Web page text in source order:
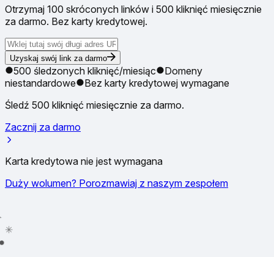
Otrzymaj 100 skróconych linków i 500 kliknięć miesięcznie
za darmo. Bez karty kredytowej.
Uzyskaj swój link za darmo
500 śledzonych kliknięć/miesiąc
Domeny
niestandardowe
Bez karty kredytowej wymagane
Śledź 500 kliknięć miesięcznie za darmo.
Zacznij za darmo
Karta kredytowa nie jest wymagana
Duży wolumen? Porozmawiaj z naszym zespołem
✳